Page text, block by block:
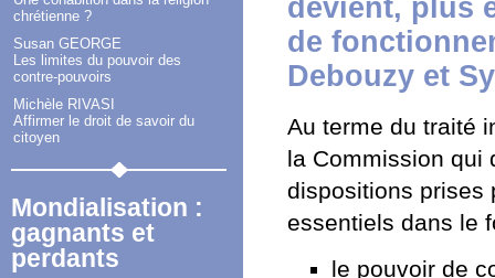
chrétienne ?
Susan GEORGE
Les limites du pouvoir des
contre-pouvoirs
Michèle RIVASI
Affirmer le droit de savoir du
citoyen
Mondialisation :
gagnants et
perdants
devient, plus
de
Debouzy et
Au terme du traité
la Commission
dispositions prises
essentiels dans le
le pouvoir de